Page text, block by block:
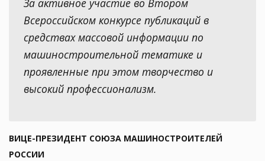
За активное участие во Втором
Всероссийском конкурсе публикаций в
средствах массовой информации по
машиностроительной тематике и
проявленные при этом творчество и
высокий профессионализм.
ВИЦЕ-ПРЕЗИДЕНТ СОЮЗА МАШИНОСТРОИТЕЛЕЙ
РОССИИ